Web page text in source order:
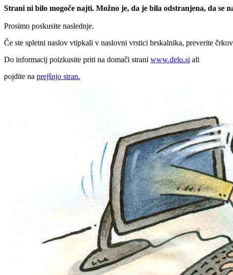
Strani ni bilo mogoče najti. Možno je, da je bila odstranjena, da se
Prosimo poskusite naslednje.
Če ste spletni naslov vtipkali v naslovni vrstici brskalnika, preverite
Do informacij poizkusite priti na domači strani www.delo.si ali
pojdite na prejšnjo stran.